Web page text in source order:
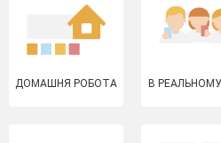
ДОМАШНЯ РОБОТА В РЕАЛЬНОМУ